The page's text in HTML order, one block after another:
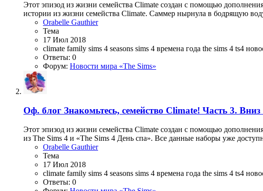
Этот эпизод из жизни семейства Climate создан с помощью
истории из жизни семейства Climate. Саммер нырнула в бодрящую
Orabelle Gauthier
Тема
17 Июл 2018
climate family sims 4 seasons sims 4 времена года the sims 4 ts4
Ответы: 0
Форум: Новости мира «The Sims»
Оф. блог Знакомьтесь, семейство Climate! Часть 3.
Этот эпизод из жизни семейства Climate создан с помощью
из The Sims 4 и «The Sims 4 День спа». Все данные наборы уже
Orabelle Gauthier
Тема
17 Июл 2018
climate family sims 4 seasons sims 4 времена года the sims 4 ts4
Ответы: 0